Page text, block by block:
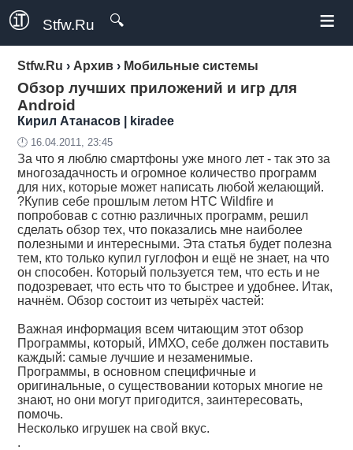
Stfw.Ru 🔍 ≡
Stfw.Ru › Архив › Мобильные системы
Обзор лучших приложений и игр для
Android
Кирил Атанасов | kiradee
🕛 16.04.2011, 23:45
За что я люблю смартфоны уже много лет - так это за
многозадачность и огромное количество программ
для них, которые может написать любой желающий.
?Купив себе прошлым летом HTC Wildfire и
попробовав с сотню различных программ, решил
сделать обзор тех, что показались мне наиболее
полезными и интересными. Эта статья будет полезна
тем, кто только купил гуглофон и ещё не знает, на что
он способен. Который пользуется тем, что есть и не
подозревает, что есть что то быстрее и удобнее. Итак,
начнём. Обзор состоит из четырёх частей:
Важная информация всем читающим этот обзор
Программы, который, ИМХО, себе должен поставить
каждый: самые лучшие и незаменимые.
Программы, в основном специфичные и
оригинальные, о существовании которых многие не
знают, но они могут пригодится, заинтересовать,
помочь.
Несколько игрушек на свой вкус.
.